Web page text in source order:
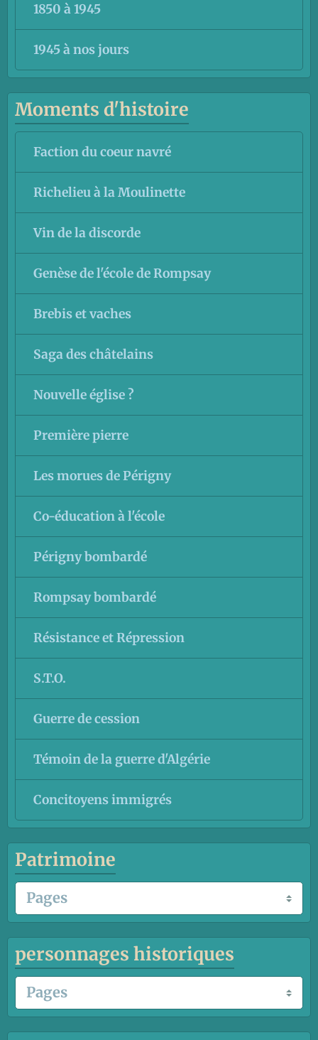
1850 à 1945
1945 à nos jours
Moments d'histoire
Faction du coeur navré
Richelieu à la Moulinette
Vin de la discorde
Genèse de l'école de Rompsay
Brebis et vaches
Saga des châtelains
Nouvelle église ?
Première pierre
Les morues de Périgny
Co-éducation à l'école
Périgny bombardé
Rompsay bombardé
Résistance et Répression
S.T.O.
Guerre de cession
Témoin de la guerre d'Algérie
Concitoyens immigrés
Patrimoine
personnages historiques